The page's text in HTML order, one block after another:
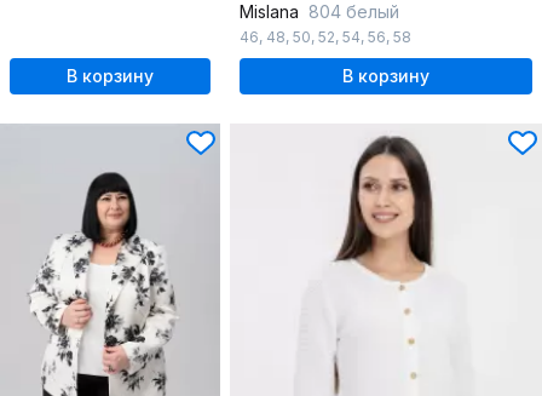
В корзину
Mislana 804 белый
46, 48, 50, 52, 54, 56, 58
В корзину